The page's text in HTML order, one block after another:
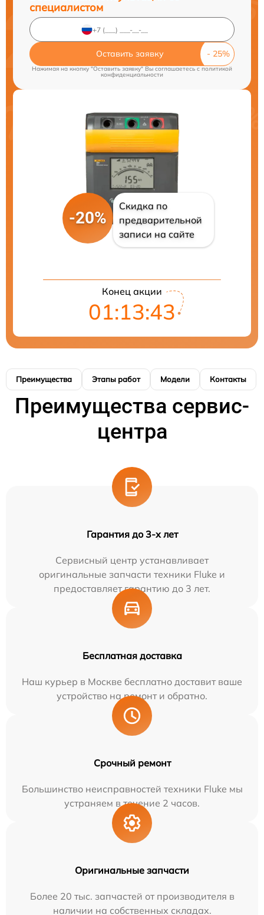
специалистом
Оставить заявку
Нажимая на кнопку "Оставить заявку" Вы соглашаетесь cполитикой
конфиденциальности
-20%
Скидка по
предварительной
записи на сайте
Конец акции
01:13:42
Преимущества Этапы работ Модели Контакты
Преимущества сервис-
центра
Гарантия до 3-х лет
Сервисный центр устанавливает
оригинальные запчасти техники Fluke и
предоставляет гарантию до 3 лет.
Бесплатная доставка
Наш курьер в Москве бесплатно доставит ваше
устройство на ремонт и обратно.
Срочный ремонт
Большинство неисправностей техники Fluke мы
устраняем в течение 2 часов.
Оригинальные запчасти
Более 20 тыс. запчастей от производителя в
наличии на собственных складах.